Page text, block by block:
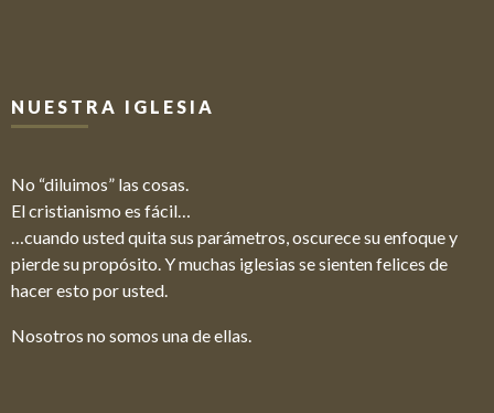
NUESTRA IGLESIA
No “diluimos” las cosas.
El cristianismo es fácil…
…cuando usted quita sus parámetros, oscurece su enfoque y
pierde su propósito. Y muchas iglesias se sienten felices de
hacer esto por usted.
Nosotros no somos una de ellas.